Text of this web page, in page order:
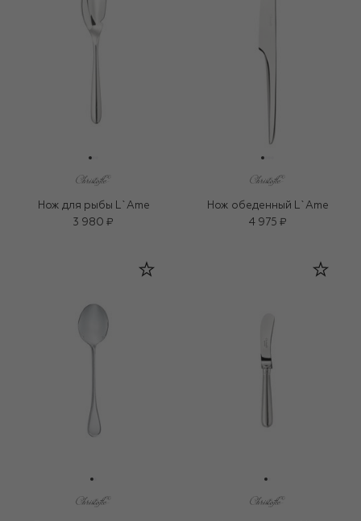
Нож для рыбы L`Ame
3 980 ₽
Нож обеденный L`Ame
4 975 ₽